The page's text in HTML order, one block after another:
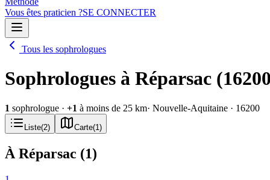
Vous êtes praticien ?SE CONNECTER
Tous les sophrologues
Sophrologues à Réparsac
1 sophrologue · +1 à moins de 25 km· Nouvelle-Aquitaine · 16200
Liste(2) Carte(1 )
À Réparsac (1)